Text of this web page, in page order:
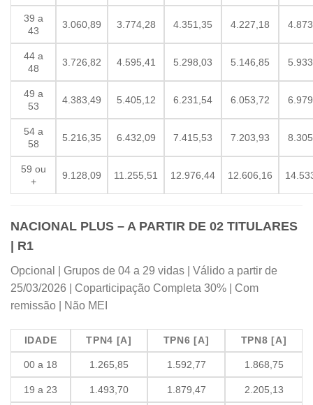
39 a
43
3.060,89 3.774,28 4.351,35 4.227,18
44 a
48
3.726,82 4.595,41 5.298,03 5.146,85
49 a
53
4.383,49 5.405,12 6.231,54 6.053,72
54 a
58
5.216,35 6.432,09 7.415,53 7.203,93
59 ou
+
9.128,09 11.255,51 12.976,44 12.606,16
NACIONAL PLUS – A PARTIR DE 02 TITULARES
| R1
Opcional | Grupos de 04 a 29 vidas | Válido a partir de
25/03/2026 | Coparticipação Completa 30% | Com
remissão | Não MEI
IDADE TPN4 [A] TPN6 [A] TPN8 [A]
00 a 18 1.265,85 1.592,77 1.868,75
19 a 23 1.493,70 1.879,47 2.205,13